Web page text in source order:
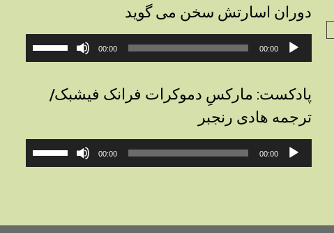
بالا
دوران اسارتش سخن می گوید
پخش‌کننده
صوت
00:00
00:00
بالا
پادکست: مارکسِ دموکرات فرانک فیشبک/
ترجمه هادی رنجبر
پخش‌کننده
صوت
00:00
00:00